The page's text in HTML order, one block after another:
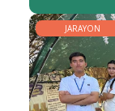
JARAYON